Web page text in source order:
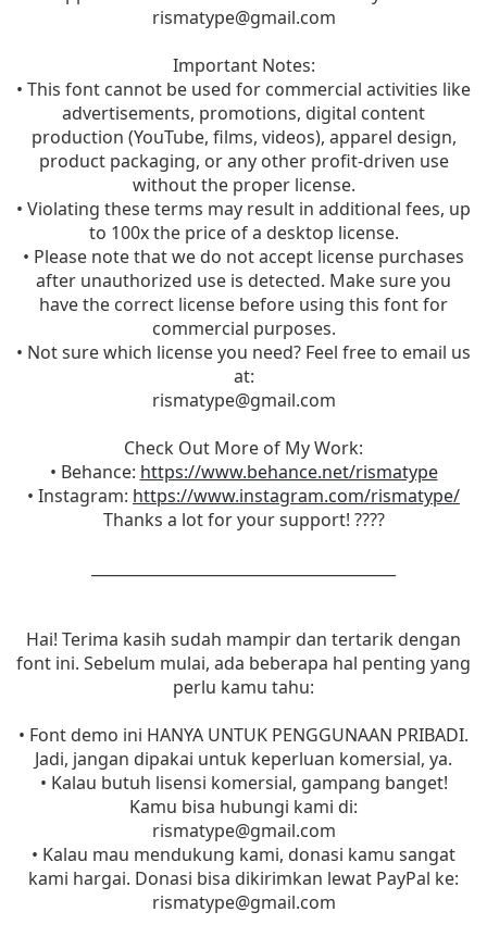
rismatype@gmail.com
Important Notes:
• This font cannot be used for commercial activities like
advertisements, promotions, digital content
production (YouTube, films, videos), apparel design,
product packaging, or any other profit-driven use
without the proper license.
• Violating these terms may result in additional fees, up
to 100x the price of a desktop license.
• Please note that we do not accept license purchases
after unauthorized use is detected. Make sure you
have the correct license before using this font for
commercial purposes.
• Not sure which license you need? Feel free to email us
at:
rismatype@gmail.com
Check Out More of My Work:
• Behance: https://www.behance.net/rismatype
• Instagram: https://www.instagram.com/rismatype/
Thanks a lot for your support! ????
Hai! Terima kasih sudah mampir dan tertarik dengan
font ini. Sebelum mulai, ada beberapa hal penting yang
perlu kamu tahu:
• Font demo ini HANYA UNTUK PENGGUNAAN PRIBADI.
Jadi, jangan dipakai untuk keperluan komersial, ya.
• Kalau butuh lisensi komersial, gampang banget!
Kamu bisa hubungi kami di:
rismatype@gmail.com
• Kalau mau mendukung kami, donasi kamu sangat
kami hargai. Donasi bisa dikirimkan lewat PayPal ke:
rismatype@gmail.com